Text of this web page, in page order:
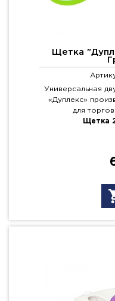
Щетка
Универсальная
«Дуплекс»
для
Щетка